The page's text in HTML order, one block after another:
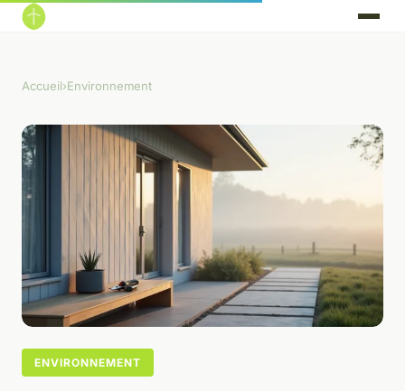
Accueil›Environnement
ENVIRONNEMENT